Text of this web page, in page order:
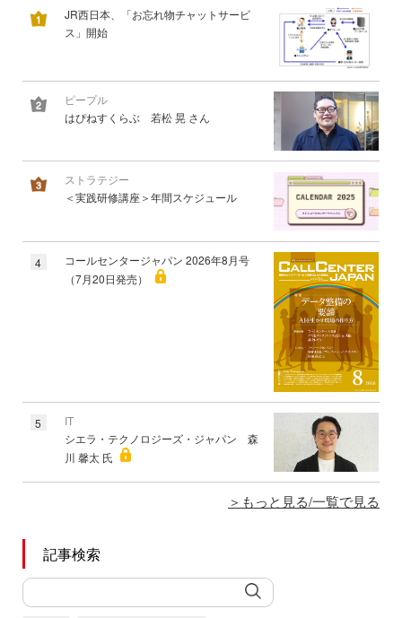
JR西日本、「お忘れ物チャットサービ
ス」開始
ピープル
はぴねすくらぶ 若松 晃 さん
ストラテジー
＜実践研修講座＞年間スケジュール
4
コールセンタージャパン 2026年8月号
（7月20日発売）
5
IT
シエラ・テクノロジーズ・ジャパン 森
川 馨太 氏
もっと見る/一覧で見る
記事検索